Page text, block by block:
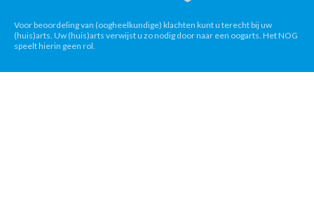
Voor beoordeling van (oogheelkundige) klachten kunt u terecht bij uw
(huis)arts. Uw (huis)arts verwijst u zo nodig door naar een oogarts. Het NOG
speelt hierin geen rol.